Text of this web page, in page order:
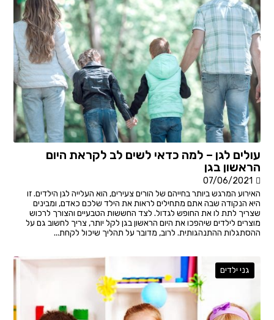
עולים לגן – למה כדאי לשים לב לקראת היום
הראשון בגן
07/06/2021
האירוע המרגש ביותר בחייהם של הורים צעירים, הוא העלייה לגן הילדים. זו
היא הנקודה שבה אתם מתחילים לראות את הילד שלכם כאדם, ומבינים
שצריך לתת לו את החופש לגדול. לצד החששות הטבעיים והצורך לרכוש
מוצרים לילדים שיהפכו את היום הראשון בגן לקל יותר, צריך לחשוב גם על
ההסתגלות ההתנהגותית. לרוב, מדובר על תהליך שיכול לקחת...
גני ילדים